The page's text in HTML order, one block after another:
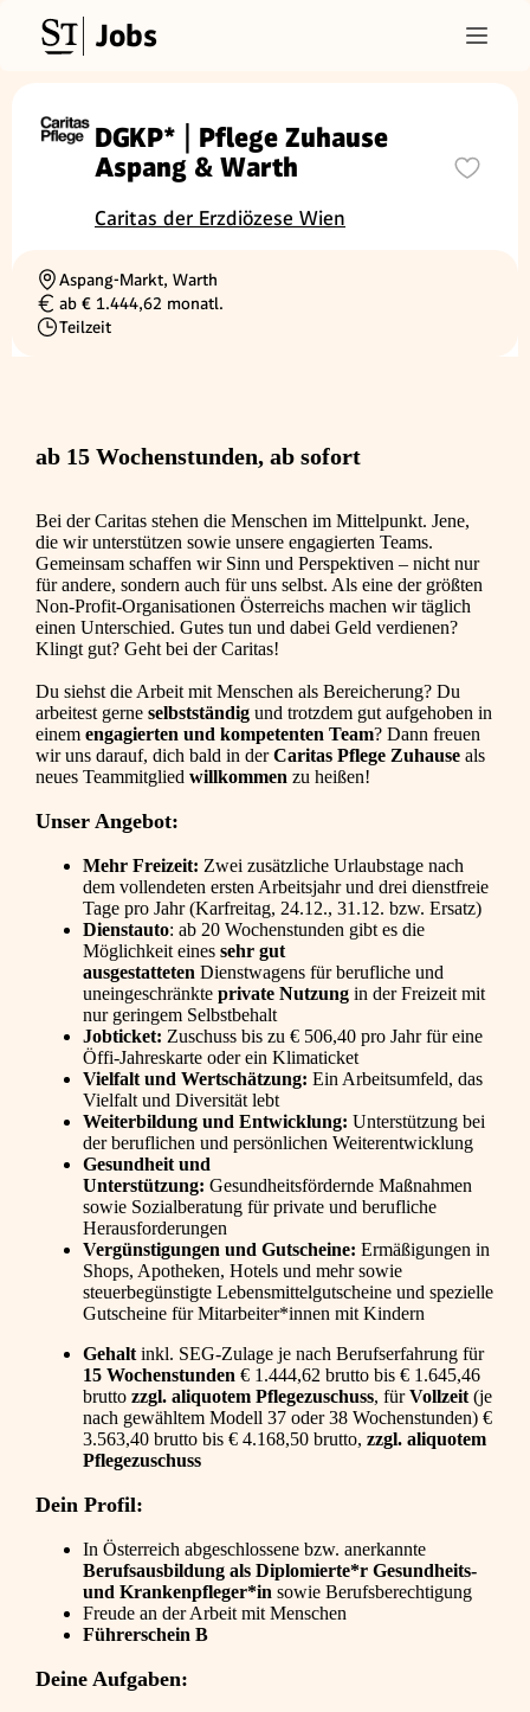
Jobs
DGKP* | Pflege Zuhause
Aspang & Warth
Caritas der Erzdiözese Wien
Ortschaft
Aspang-Markt, Warth
Gehalt
ab € 1.444,62 monatl.
Beschäftigungsart
Teilzeit
ab 15 Wochenstunden, ab sofort
Bei der Caritas stehen die Menschen im Mittelpunkt. Jene,
die wir unterstützen sowie unsere engagierten Teams.
Gemeinsam schaffen wir Sinn und Perspektiven – nicht nur
für andere, sondern auch für uns selbst. Als eine der größten
Non-Profit-Organisationen Österreichs machen wir täglich
einen Unterschied. Gutes tun und dabei Geld verdienen?
Klingt gut? Geht bei der Caritas!
Du siehst die Arbeit mit Menschen als Bereicherung? Du
arbeitest gerne selbstständig und trotzdem gut aufgehoben in
einem engagierten und kompetenten Team? Dann freuen
wir uns darauf, dich bald in derCaritas Pflege Zuhause als
neues Teammitglied willkommen zu heißen!
Unser Angebot:
Mehr Freizeit: Zwei zusätzliche Urlaubstage nach
dem vollendeten ersten Arbeitsjahr und drei dienstfreie
Tage pro Jahr (Karfreitag, 24.12., 31.12. bzw. Ersatz)
Dienstauto: ab 20 Wochenstunden gibt es die
Möglichkeit eines sehr gut
ausgestatteten Dienstwagens für berufliche und
uneingeschränkte private Nutzung in der Freizeit mit
nur geringem Selbstbehalt
Jobticket: Zuschuss bis zu € 506,40 pro Jahr für eine
Öffi-Jahreskarte oder ein Klimaticket
Vielfalt und Wertschätzung: Ein Arbeitsumfeld, das
Vielfalt und Diversität lebt
Weiterbildung und Entwicklung: Unterstützung bei
der beruflichen und persönlichen Weiterentwicklung
Gesundheit und
Unterstützung: Gesundheitsfördernde Maßnahmen
sowie Sozialberatung für private und berufliche
Herausforderungen
Vergünstigungen und Gutscheine: Ermäßigungen in
Shops, Apotheken, Hotels und mehr sowie
steuerbegünstigte Lebensmittelgutscheine und spezielle
Gutscheine für Mitarbeiter*innen mit Kindern
Gehalt inkl. SEG-Zulage je nach Berufserfahrung für
15 Wochenstunden € 1.444,62 brutto bis € 1.645,46
brutto zzgl. aliquotem Pflegezuschuss, fürVollzeit (je
nach gewähltem Modell 37 oder 38 Wochenstunden) €
3.563,40 brutto bis € 4.168,50 brutto, zzgl. aliquotem
Pflegezuschuss
Dein Profil:
In Österreich abgeschlossene bzw. anerkannte
Berufsausbildung als Diplomierte*r Gesundheits-
und Krankenpfleger*in sowie Berufsberechtigung
Freude an der Arbeit mit Menschen
Führerschein B
Deine Aufgaben: